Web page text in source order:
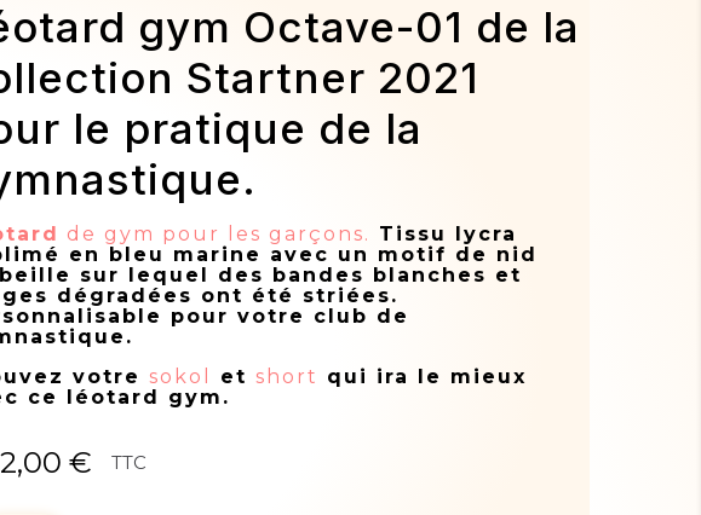
gym Octave-01 de la
Startner 2021
le pratique de la
de gym pour les garçons. Tissu lycra
en bleu marine avec un motif de nid
sur lequel des bandes blanches et
dégradées ont été striées.
pour votre club de
votre sokol et short qui ira le mieux
ce léotard gym.
€ TTC